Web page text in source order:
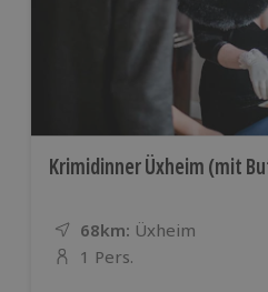
Krimidinner Üxheim (mit
68km: Entfernung
Standort
Üxheim
Anzahl der Teilnehmer
1 Pers.